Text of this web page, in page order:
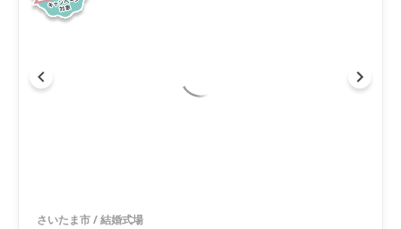
さいたま市/結婚式場